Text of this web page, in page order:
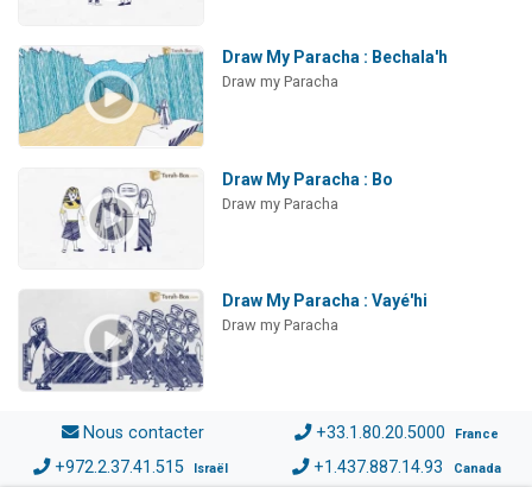
Draw My Paracha : Bechala'h
Draw my Paracha
Draw My Paracha : Bo
Draw my Paracha
Draw My Paracha : Vayé'hi
Draw my Paracha
Nous contacter +33.1.80.20.5000 France
+972.2.37.41.515 Israël +1.437.887.14.93 Canada